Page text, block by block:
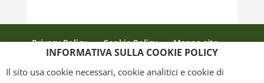
Privacy Policy Cookie Policy
Mappa sito
INFORMATIVA SULLA COOKIE POLICY
Il sito usa cookie necessari, cookie analitici e cookie di